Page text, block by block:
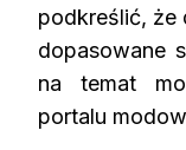
podkreślić,
dopasowane
na temat
portalu